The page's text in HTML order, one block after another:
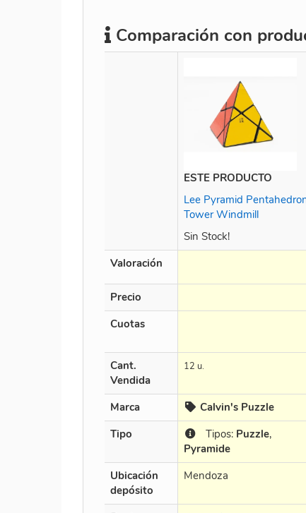
Comparación con
ESTE PRODUCTO
Lee Pyramid
Tower Windmill
Sin Stock!
Valoración
Precio
Cuotas
Cant.
Vendida
12 u.
Marca Calvin's Puzzle
Tipo
Tipos: Puzzle,
Pyramide
Ubicación
depósito
Mendoza